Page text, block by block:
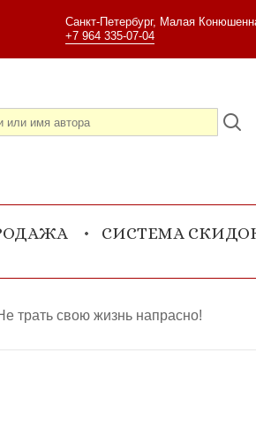
Санкт-Петербург, Малая
+7 964 335-07-04
СИСТЕМА
трать свою жизнь напрасно!